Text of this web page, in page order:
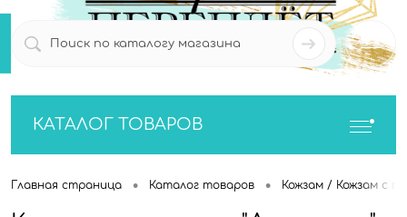
КАТАЛОГ ТОВАРОВ
Главная страница • Каталог товаров • Кожзам / Кожзам с